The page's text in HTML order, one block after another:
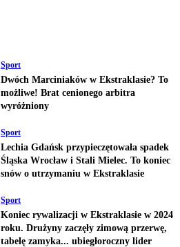
Sport
Dwóch Marciniaków w Ekstraklasie? To
możliwe! Brat cenionego arbitra
wyróżniony
Sport
Lechia Gdańsk przypieczętowała spadek
Śląska Wrocław i Stali Mielec. To koniec
snów o utrzymaniu w Ekstraklasie
Sport
Koniec rywalizacji w Ekstraklasie w 2024
roku. Drużyny zaczęły zimową przerwę,
tabelę zamyka... ubiegłoroczny lider